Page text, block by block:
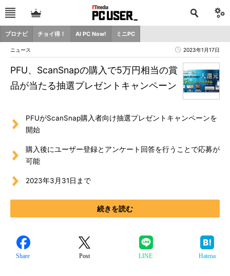
プロナビ チョイ得！ AI PC Now! ミニPC
ニュース 2023年1月17日
PFU、ScanSnapの購入で5万円相当の賞
品が当たる抽選プレゼントキャンペーン
PFUがScanSnap購入者向け抽選プレゼントキャンペーンを
開始
購入後にユーザー登録とアンケート回答を行うことで応募が
可能
2023年3月31日まで
続きを読む
Share Post LINE Hatena